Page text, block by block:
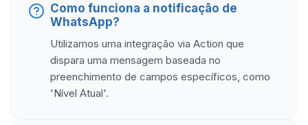
Como funciona a notificação de
WhatsApp?
Utilizamos uma integração via Action que
dispara uma mensagem baseada no
preenchimento de campos específicos, como
'Nível Atual'.